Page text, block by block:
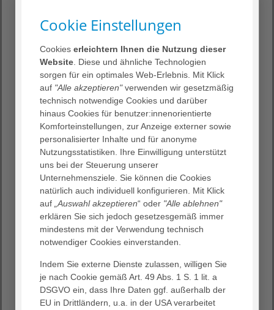
Zertifizierung und ist zertifiziert für Eingriffe bei
In der familienorientierten Geburtshilfe werden jährlich
rund 1.300 Kinder zur Welt gebracht.
Ehrenamtlich engagiert sich die Mutter zweier
erwachsener Töchter für die gesundheitliche Versorgung
der Menschen in Afrika. Sie operiert vor Ort und
koordiniert die Weiterbildung von medizinischem
Personal – viele Jahre lang in Eritrea, nun in Ghana.
Kontakt
Unternehmenskommunikation, Ute Schlemmer
Hohe Weide 17, 20259 Hamburg
T (040) 7 90 20 – 10 30, F (040) 7 90 20 – 10 09
info@d-k-h.de
Cookie Einstellungen
Cookieserleichtern Ihnen die Nutzung dieser
Website . Diese und ähnliche Technologien
sorgen für ein optimales Web-Erlebnis. Mit Klick
auf "Alle akzeptieren"verwenden wir gesetzmäßig
technisch notwendige Cookies und darüber
hinaus Cookies für benutzer:innenorientierte
Komforteinstellungen, zur Anzeige externer sowie
personalisierter Inhalte und für anonyme
Nutzungsstatistiken. Ihre Einwilligung unterstützt
uns bei der Steuerung unserer
Unternehmensziele. Sie können die Cookies
natürlich auch individuell konfigurieren. Mit Klick
auf „Auswahl akzeptieren“ oder "Alle ablehnen"
erklären Sie sich jedoch gesetzesgemäß immer
mindestens mit der Verwendung technisch
notwendiger Cookies einverstanden.
Indem Sie externe Dienste zulassen, willigen Sie
je nach Cookie gemäß Art. 49 Abs. 1 S. 1 lit. a
DSGVO ein, dass Ihre Daten ggf. außerhalb der
EU in Drittländern, u.a. in der USA verarbeitet